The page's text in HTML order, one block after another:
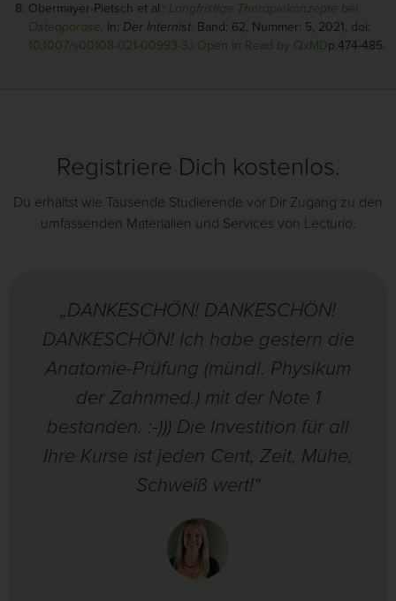
Obermayer-Pietsch et al.: Langfristige Therapiekonzepte bei
Osteoporose. In: Der Internist. Band: 62, Nummer: 5, 2021, doi:
10.1007/s00108-021-00993-3.| Open in Read by QxMDp.474-485.
Registriere Dich kostenlos.
Du erhältst wie Tausende Studierende vor Dir Zugang zu den
umfassenden Materialien und Services von Lecturio.
„DANKESCHÖN! DANKESCHÖN!
DANKESCHÖN! Ich habe gestern die
Anatomie-Prüfung (mündl. Physikum
der Zahnmed.) mit der Note 1
bestanden. :-))) Die Investition für all
Ihre Kurse ist jeden Cent, Zeit, Mühe,
Schweiß wert!“